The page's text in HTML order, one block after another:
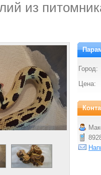
из
Город:
Цена: